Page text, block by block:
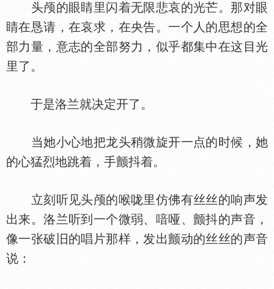
头颅的眼睛里闪着无限悲哀的光芒。那对眼
睛在恳请，在哀求，在央告。一个人的思想的全
部力量，意志的全部努力，似乎都集中在这目光
里了。
于是洛兰就决定开了。
当她小心地把龙头稍微旋开一点的时候，她
的心猛烈地跳着，手颤抖着。
立刻听见头颅的喉咙里仿佛有丝丝的响声发
出来。洛兰听到一个微弱、喑哑、颤抖的声音，
像一张破旧的唱片那样，发出颤动的丝丝的声音
说：